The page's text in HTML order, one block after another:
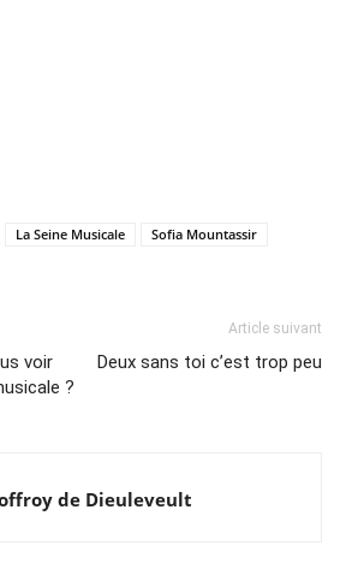
La Seine Musicale
Sofia Mountassir
voir
?
Article suivant
Deux sans toi c’est trop peu
de Dieuleveult